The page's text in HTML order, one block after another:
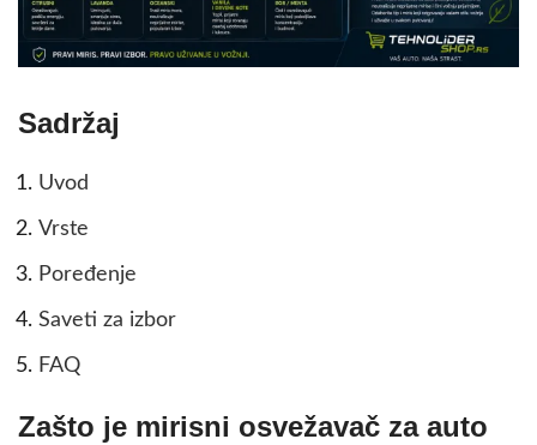
Sadržaj
Uvod
Vrste
Poređenje
Saveti za izbor
FAQ
Zašto je mirisni osvežavač za auto